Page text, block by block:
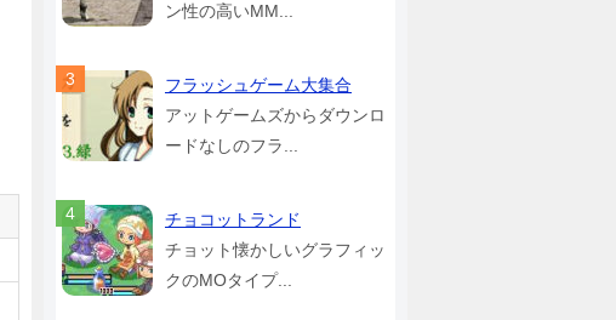
ン性の高いMM...
フラッシュゲーム大集合
アットゲームズからダウンロ
ードなしのフラ...
チョコットランド
チョット懐かしいグラフィッ
クのMOタイプ...